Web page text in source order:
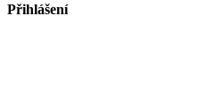
Přihlášení